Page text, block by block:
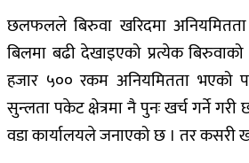
छलफलले बिरुवा खरिदमा
बिलमा बढी देखाइएको प्रत्येक
हजार ५०० रकम अनियमितता भएको
सुन्लता पकेट क्षेत्रमा नै पुनः खर्च गर्ने
वडा कार्यालयले जनाएको छ । तर कसरी